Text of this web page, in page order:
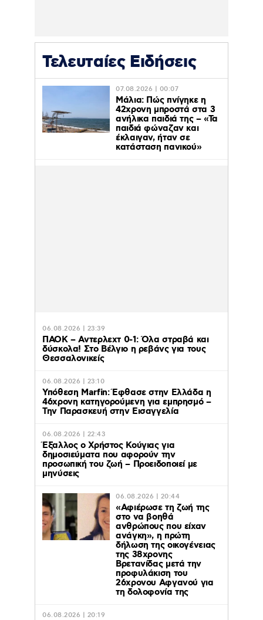
Τελευταίες Ειδήσεις
07.08.2026 | 00:07
Μάλια: Πώς πνίγηκε η
42χρονη μπροστά στα 3
ανήλικα παιδιά της – «Τα
παιδιά φώναζαν και
έκλαιγαν, ήταν σε
κατάσταση πανικού»
06.08.2026 | 23:39
ΠΑΟΚ – Αντερλεχτ 0-1: Όλα στραβά και
δύσκολα! Στο Βέλγιο η ρεβάνς για τους
Θεσσαλονικείς
06.08.2026 | 23:10
Υπόθεση Marfin: Έφθασε στην Ελλάδα η
46χρονη κατηγορούμενη για εμπρησμό –
Την Παρασκευή στην Εισαγγελία
06.08.2026 | 22:43
Έξαλλος ο Χρήστος Κούγιας για
δημοσιεύματα που αφορούν την
προσωπική του ζωή – Προειδοποιεί με
μηνύσεις
06.08.2026 | 20:44
«Αφιέρωσε τη ζωή της
στο να βοηθά
ανθρώπους που είχαν
ανάγκη», η πρώτη
δήλωση της οικογένειας
της 38χρονης
Βρετανίδας μετά την
προφυλάκιση του
26χρονου Αφγανού για
τη δολοφονία της
06.08.2026 | 20:19